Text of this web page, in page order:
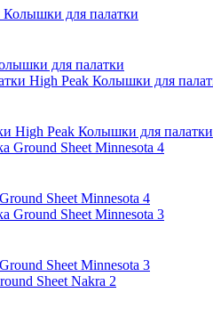
для палатки
High Peak Колышки для палатки
Sheet Minnesota 4
Sheet Minnesota 3